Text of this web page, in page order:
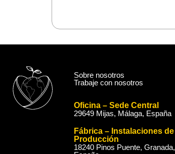
Sobre nosotros
Trabaje con nosotros
Oficina – Sede Central
29649 Mijas, Málaga, España
Fábrica – Instalaciones de
Producción
18240 Pinos Puente, Granada,